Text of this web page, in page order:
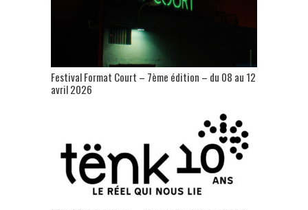
Festival Format Court – 7ème édition – du 08 au 12
avril 2026